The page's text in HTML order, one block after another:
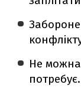
Не можна
потребує.